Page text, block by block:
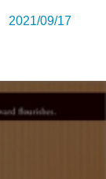
09/17